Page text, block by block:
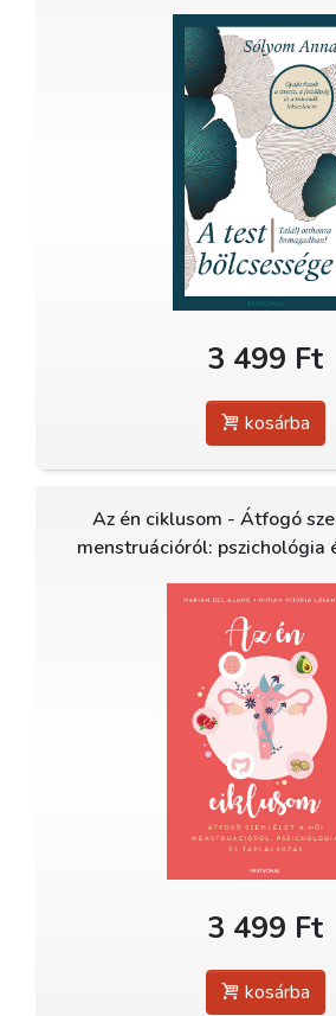
3 499 Ft
kosárba
Az én ciklusom - Átfogó
menstruációról: pszichológia
3 499 Ft
kosárba